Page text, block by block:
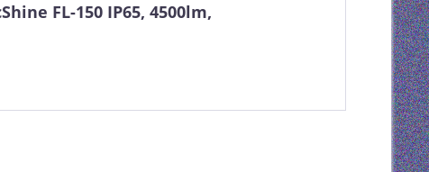
FL-150 IP65, 4500lm,